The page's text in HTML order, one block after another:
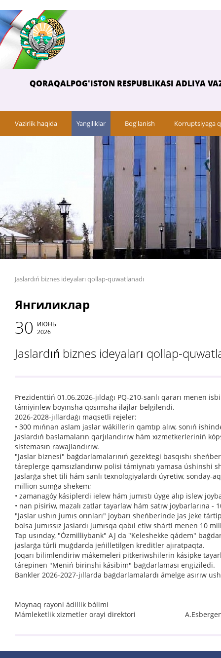
QORAQALPOG'ISTON RESPUBLIKASI ADLIYA
Vazirlik haqida Yangiliklar Bog'lanish Korruptsiyaga
Jaslardıń biznes ideyaları qollap-quwatlanadı
Янгиликлар
30 ИЮНЬ
2026
Jaslardıń biznes ideyaları qollap-
Prezidenttiń 01.06.2026-jıldaǵı PQ-210-sanlı qararı menen
támiyinlew boyınsha qosımsha ilajlar belgilendi.
2026-2028-jıllardaǵı maqsetli rejeler:
• 300 mıńnan aslam jaslar wákillerin qamtıp alıw, sonıń
Jaslardıń baslamaların qarjılandırıw hám xızmetkerleriniń
sistemasın rawajlandırıw.
"Jaslar biznesi" baǵdarlamalarınıń gezektegi basqıshı
táreplerge qamsızlandırıw polisi támiynatı yamasa úshinshi
Jaslarǵa shet tili hám sanlı texnologiyalardı úyretiw, sonday-
million sumǵa shekem;
• zamanagóy kásiplerdi ielew hám jumıstı úyge alıp islew
• nan pisiriw, mazalı zatlar tayarlaw hám satıw joybarlarına -
"Jaslar ushın jumıs orınları" joybarı sheńberinde jas jeke
bolsa jumıssız jaslardı jumısqa qabıl etiw shárti menen 10
Tap usınday, "Ózmilliybank" AJ da "Keleshekke qádem"
jaslarǵa túrli muǵdarda jeńilletilgen kreditler ajıratpaqta.
Joqarı bilimlendiriw mákemeleri pitkeriwshilerin kásipke
tárepinen "Meniń birinshi kásibim" baǵdarlaması engiziledi.
Bankler 2026-2027-jıllarda baǵdarlamalardı ámelge asırıw
Moynaq rayoni ádillik bólimi
Mámleketlik xizmetler orayi direktori